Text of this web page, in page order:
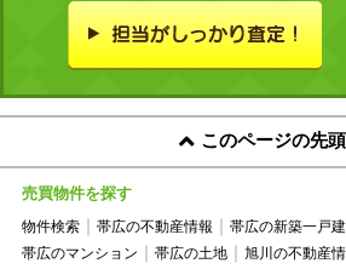
このページの先
売買物件を探す
物件検索 帯広の不動産情報 帯広の新築一戸
帯広のマンション
帯広の土地 旭川の不動産